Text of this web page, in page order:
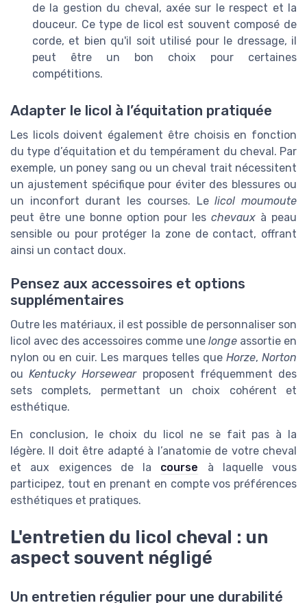
de la gestion du cheval, axée sur le respect et la
douceur. Ce type de licol est souvent composé de
corde, et bien qu'il soit utilisé pour le dressage, il
peut être un bon choix pour certaines
compétitions.
Adapter le licol à l’équitation pratiquée
Les licols doivent également être choisis en fonction
du type d’équitation et du tempérament du cheval. Par
exemple, un poney sang ou un cheval trait nécessitent
un ajustement spécifique pour éviter des blessures ou
un inconfort durant les courses. Lelicol moumoute
peut être une bonne option pour leschevaux à peau
sensible ou pour protéger la zone de contact, offrant
ainsi un contact doux.
Pensez aux accessoires et options
supplémentaires
Outre les matériaux, il est possible de personnaliser son
licol avec des accessoires comme une longe assortie en
nylon ou en cuir. Les marques telles que Horze,Norton
ouKentucky Horsewearproposent fréquemment des
sets complets, permettant un choix cohérent et
esthétique.
En conclusion, le choix du licol ne se fait pas à la
légère. Il doit être adapté à l’anatomie de votre cheval
et aux exigences de la course à laquelle vous
participez, tout en prenant en compte vos préférences
esthétiques et pratiques.
L'entretien du licol cheval : un
aspect souvent négligé
Un entretien régulier pour une durabilité